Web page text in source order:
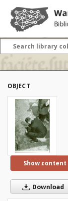
OBJECT
Show content
Download